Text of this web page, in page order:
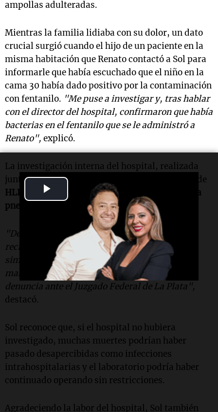
Video
ampollas adulteradas.
Mientras la familia lidiaba con su dolor, un dato
crucial surgió cuando el hijo de un paciente en la
misma habitación que Renato contactó a Sol para
informarle que había escuchado que el niño en la
cama 30 había dado positivo por la contaminación
con fentanilo. "Me puse a investigar y, tras hablar
con el director del hospital, confirmaron que había
bacterias en el fentanilo que se le administró a
Renato", explicó.
La investigación interna del hospital, realizada
junto con elMalbrán
, determinó que el opioide de
HLB Pharma
estaba contaminado con
Klebsiella
pneumoniae
Ralstonia pickettii.
"Descubrieron que todos los pacientes que
recibieron fentanilo presentaron síntomas
similares antes de fallecer. Con el informe en
mano, el 12 de mayo, laANMAT
presentó la
denuncia ante el Juzgado Federal de La Plata",
destacó.
Sol reconoce que, si el hospital no hubiera
investigado, muchas muertes podrían haber
pasado desapercibidas como infecciones
intrahospitalarias y el laboratorio podría haber
continuado operando sin restricciones.
Agradeciendo la labor del hospital, Sol también